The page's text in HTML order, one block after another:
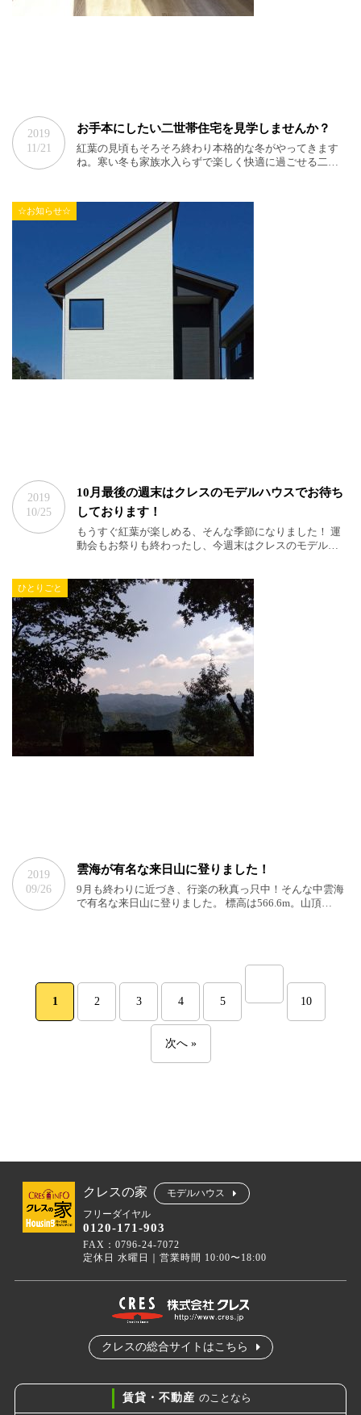
2019
11/21
お手本にしたい二世帯住宅を見学しませんか？
紅葉の見頃もそろそろ終わり本格的な冬がやってきます
ね。寒い冬も家族水入らずで楽しく快適に過ごせる二…
☆お知らせ☆
2019
10/25
10月最後の週末はクレスのモデルハウスでお待ち
しております！
もうすぐ紅葉が楽しめる、そんな季節になりました！ 運
動会もお祭りも終わったし、今週末はクレスのモデル…
ひとりごと
2019
09/26
雲海が有名な来日山に登りました！
9月も終わりに近づき、行楽の秋真っ只中！そんな中雲海
で有名な来日山に登りました。 標高は566.6m。山頂…
1 2 3 4 5 10
次へ »
クレスの家
モデルハウス
フリーダイヤル
0120-171-903
FAX：0796-24-7072
定休日 水曜日｜営業時間 10:00〜18:00
クレスの総合サイトはこちら
賃貸・不動産 のことなら